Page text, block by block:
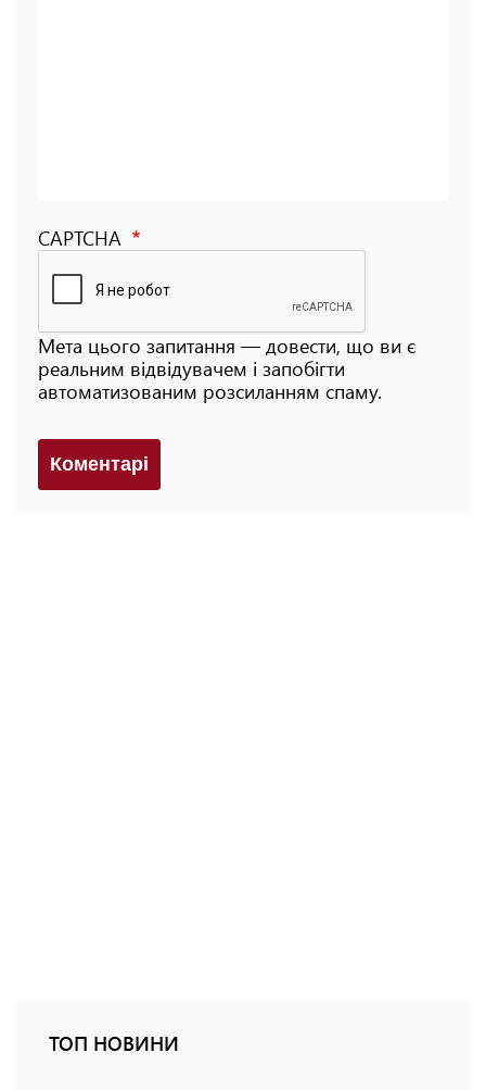
CAPTCHA
Мета цього запитання — довести, що ви є
реальним відвідувачем і запобігти
автоматизованим розсиланням спаму.
Коментарi
ТОП НОВИНИ